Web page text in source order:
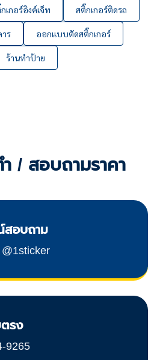
เกอร์อิงค์เจ็ท สติ๊กเกอร์ติดรถ
ร ออกแบบตัดสติ๊กเกอร์
ร้านทำป้าย
/ สอบถามราคา
สอบถาม
รง
9265